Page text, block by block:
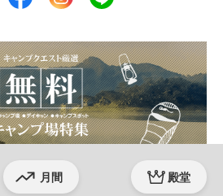
ebo
agr
月間 殿堂